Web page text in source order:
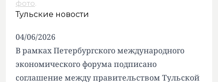
фото.
Тульские новости
04/06/2026
В рамках Петербургского международного
экономического форума подписано
соглашение между правительством Тульской